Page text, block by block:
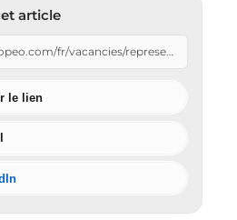
article
le lien